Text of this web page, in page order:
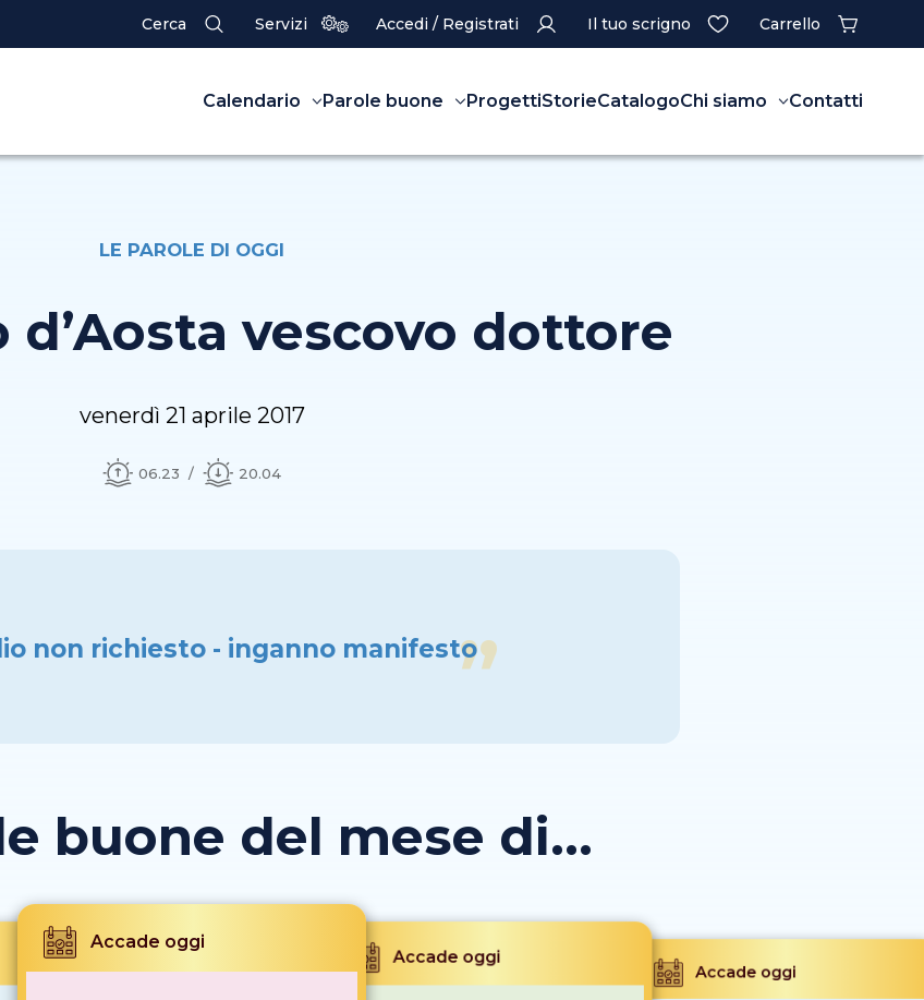
Cerca Servizi Accedi / Registrati Il tuo scrigno Carrello
Calendario Parole buone ProgettiStorieCatalogoChi siamo Contatti
LE PAROLE DI OGGI
d’Aosta vescovo dottore
venerdì 21 aprile 2017
06.23 20.04
non richiesto - inganno manifesto
buone del mese di...
Accade oggi
Accade oggi
Accade oggi